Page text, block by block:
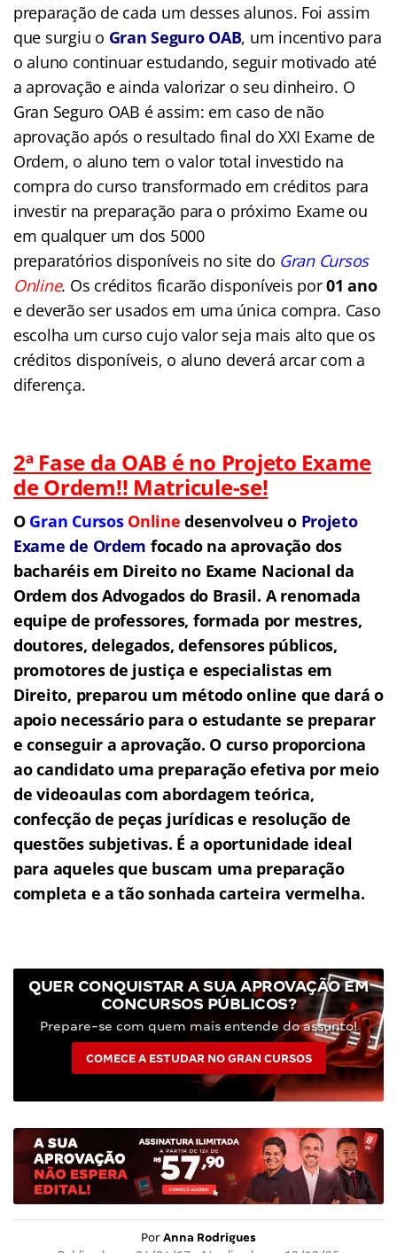
preparação de cada um desses alunos. Foi assim
que surgiu o Gran Seguro OAB, um incentivo para
o aluno continuar estudando, seguir motivado até
a aprovação e ainda valorizar o seu dinheiro. O
Gran Seguro OAB é assim: em caso de não
aprovação após o resultado final do XXI Exame de
Ordem, o aluno tem o valor total investido na
compra do curso transformado em créditos para
investir na preparação para o próximo Exame ou
em qualquer um dos 5000
preparatórios disponíveis no site do Gran Cursos
Online. Os créditos ficarão disponíveis por01 ano
e deverão ser usados em uma única compra. Caso
escolha um curso cujo valor seja mais alto que os
créditos disponíveis, o aluno deverá arcar com a
diferença.
2ª Fase da OAB é no Projeto Exame
de Ordem!! Matricule-se!
O Gran Cursos Online desenvolveu o Projeto
Exame de Ordem focado na aprovação dos
bacharéis em Direito no Exame Nacional da
Ordem dos Advogados do Brasil. A renomada
equipe de professores, formada por mestres,
doutores, delegados, defensores públicos,
promotores de justiça e especialistas em
Direito, preparou um método online que dará o
apoio necessário para o estudante se preparar
e conseguir a aprovação. O curso proporciona
ao candidato uma preparação efetiva por meio
de videoaulas com abordagem teórica,
confecção de peças jurídicas e resolução de
questões subjetivas. É a oportunidade ideal
para aqueles que buscam uma preparação
completa e a tão sonhada carteira vermelha.
QUER CONQUISTAR A SUA APROVAÇÃO EM
CONCURSOS PÚBLICOS?
Prepare-se com quem mais entende do assunto!
COMECE A ESTUDAR NO GRAN CURSOS
Por Anna Rodrigues